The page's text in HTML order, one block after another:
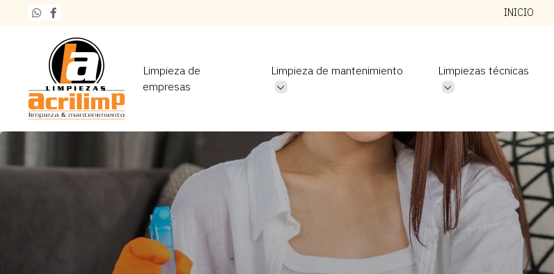
INICIO
Limpieza de
empresas
Limpieza de mantenimiento Limpiezas técnicas